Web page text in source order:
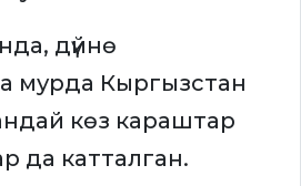
дүйнө
мурда Кыргызстан
көз караштар
да катталган.